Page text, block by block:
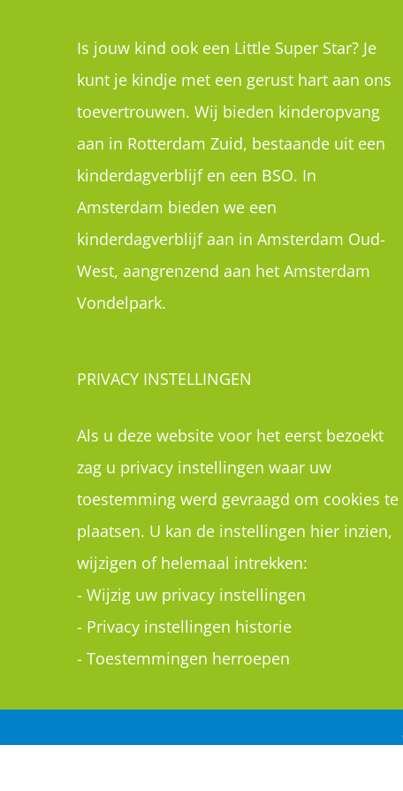
Is jouw kind ook een Little Super Star? Je
kunt je kindje met een gerust hart aan ons
toevertrouwen. Wij bieden kinderopvang
aan in Rotterdam Zuid, bestaande uit een
kinderdagverblijf en een BSO. In
Amsterdam bieden we een
kinderdagverblijf aan in Amsterdam Oud-
West, aangrenzend aan het Amsterdam
Vondelpark.
PRIVACY INSTELLINGEN
Als u deze website voor het eerst bezoekt
zag u privacy instellingen waar uw
toestemming werd gevraagd om cookies te
plaatsen. U kan de instellingen hier inzien,
wijzigen of helemaal intrekken:
- Wijzig uw privacy instellingen
- Privacy instellingen historie
- Toestemmingen herroepen